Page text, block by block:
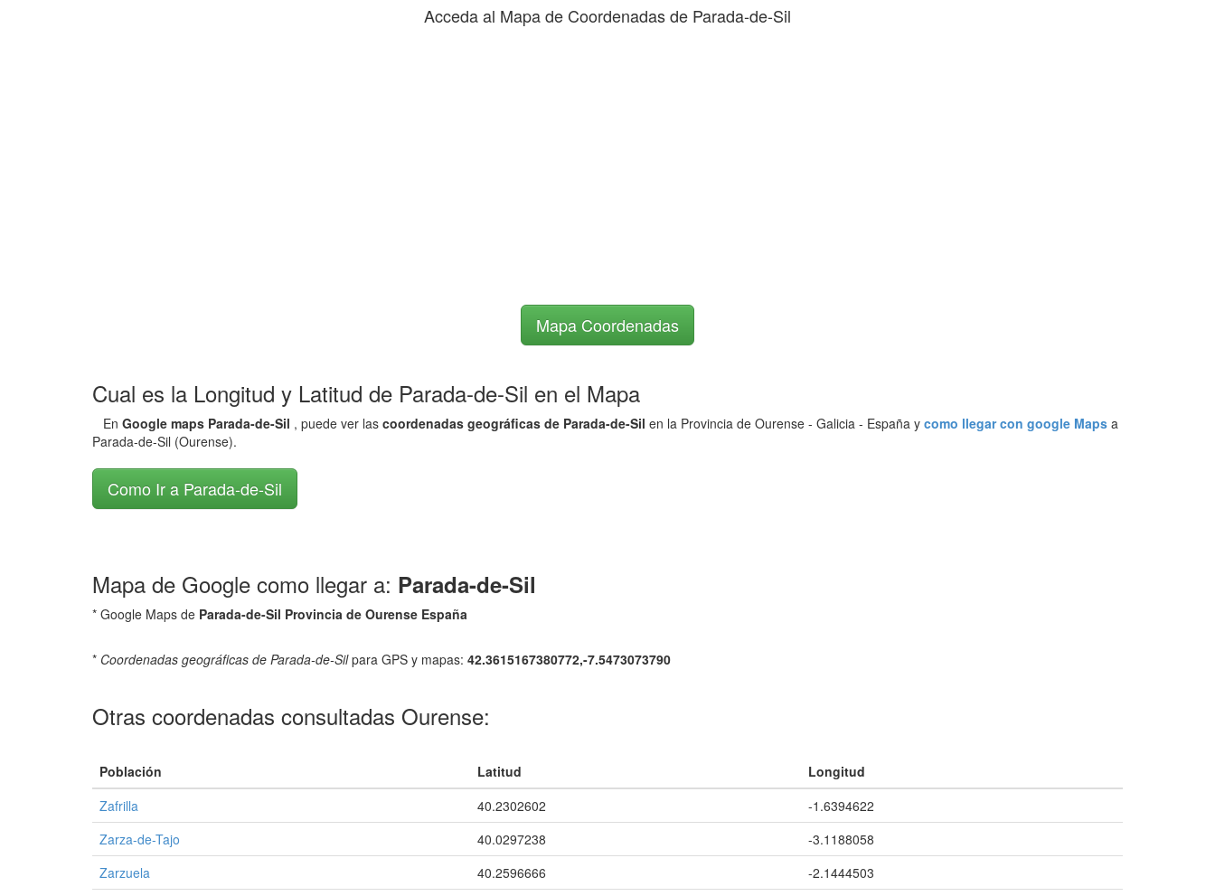
Acceda al Mapa de Coordenadas de Parada-de-Sil
Mapa Coordenadas
Cual es la Longitud y Latitud de Parada-de-Sil en el Mapa
En Google maps Parada-de-Sil , puede ver las coordenadas geográficas de Parada-de-Sil en la Provincia de Ourense - Galicia - España y como llegar con google Maps a
Parada-de-Sil (Ourense).
Como Ir a Parada-de-Sil
Mapa de Google como llegar a: Parada-de-Sil
* Google Maps de Parada-de-Sil Provincia de Ourense España
* Coordenadas geográficas de Parada-de-Silpara GPS y mapas: 42.3615167380772,-7.5473073790
Otras coordenadas consultadas Ourense:
Población Latitud
Longitud
Zafrilla
40.2302602
-1.6394622
Zarza-de-Tajo
40.0297238
-3.1188058
Zarzuela
40.2596666
-2.1444503